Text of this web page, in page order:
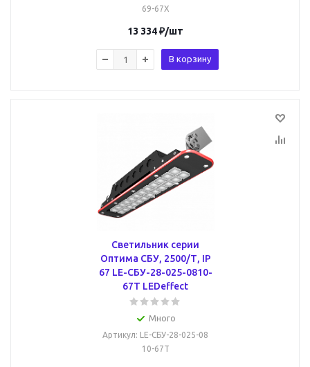
69-67Х
13 334₽/шт
В корзину
Светильник серии
Оптима СБУ, 2500/Т, IP
67 LE-СБУ-28-025-0810-
67Т LEDeffect
Много
Артикул: LE-СБУ-28-025-08
10-67Т